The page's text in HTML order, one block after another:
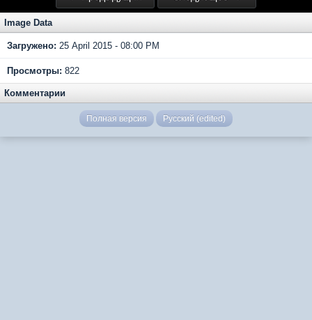
Image Data
Загружено: 25 April 2015 - 08:00 PM
Просмотры: 822
Комментарии
Полная версия Русский (edited)